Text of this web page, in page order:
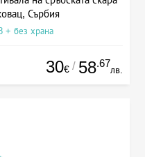
Сърбия
+ без храна
30€ / 58.67
лв.